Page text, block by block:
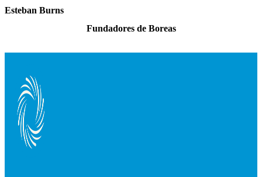
Esteban Burns
Fundadores de Boreas